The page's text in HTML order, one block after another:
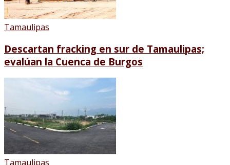
Tamaulipas
Descartan fracking en sur de Tamaulipas;
evalúan la Cuenca de Burgos
Tamaulipas